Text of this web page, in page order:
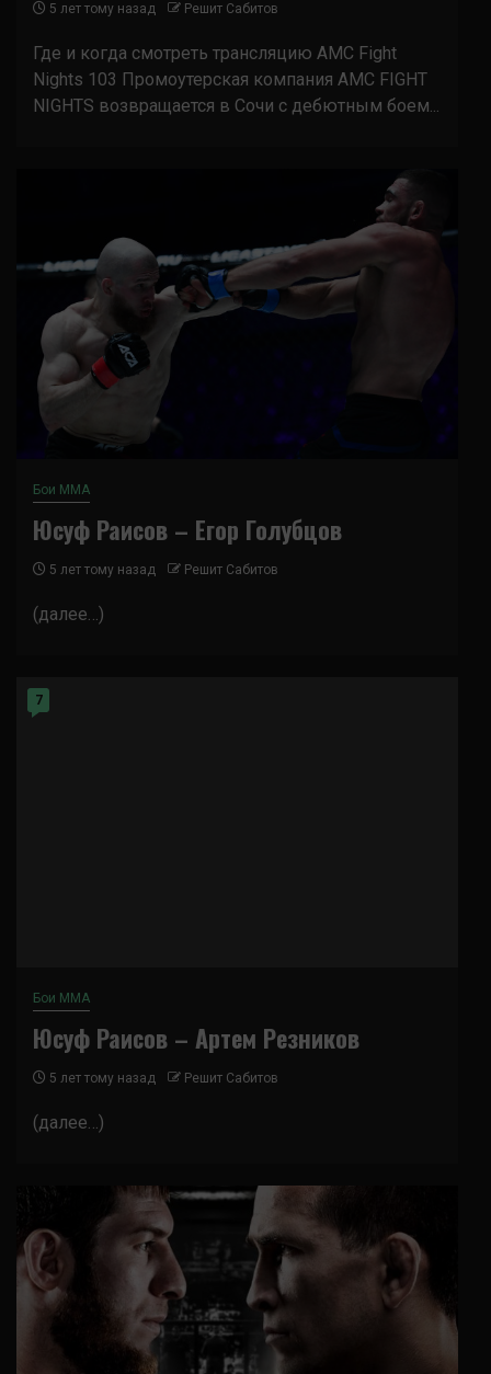
5 лет тому назад Решит Сабитов
Где и когда смотреть трансляцию AMC Fight
Nights 103 Промоутерская компания AMC FIGHT
NIGHTS возвращается в Сочи с дебютным боем...
Бои ММА
Юсуф Раисов – Егор Голубцов
5 лет тому назад Решит Сабитов
(далее…)
7
Бои ММА
Юсуф Раисов – Артем Резников
5 лет тому назад Решит Сабитов
(далее…)